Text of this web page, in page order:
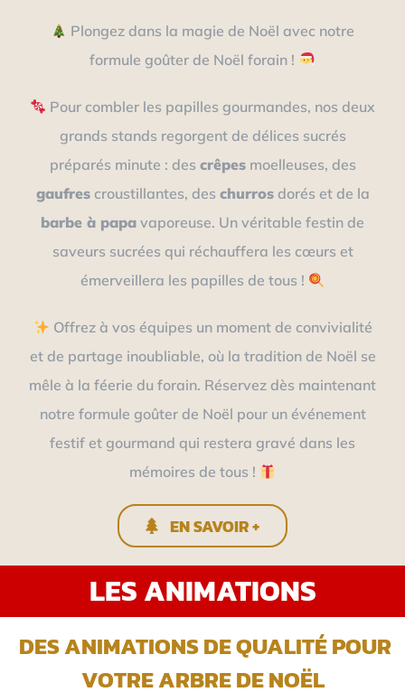
Plongez dans la magie de Noël avec notre
formule goûter de Noël forain !
Pour combler les papilles gourmandes, nos deux
grands stands regorgent de délices sucrés
préparés minute : des crêpesmoelleuses, des
gaufrescroustillantes, des churrosdorés et de la
barbe à papa vaporeuse. Un véritable festin de
saveurs sucrées qui réchauffera les cœurs et
émerveillera les papilles de tous !
Offrez à vos équipes un moment de convivialité
et de partage inoubliable, où la tradition de Noël se
mêle à la féerie du forain. Réservez dès maintenant
notre formule goûter de Noël pour un événement
festif et gourmand qui restera gravé dans les
mémoires de tous !
EN SAVOIR +
LES ANIMATIONS
DES ANIMATIONS DE QUALITÉ POUR
VOTRE ARBRE DE NOËL